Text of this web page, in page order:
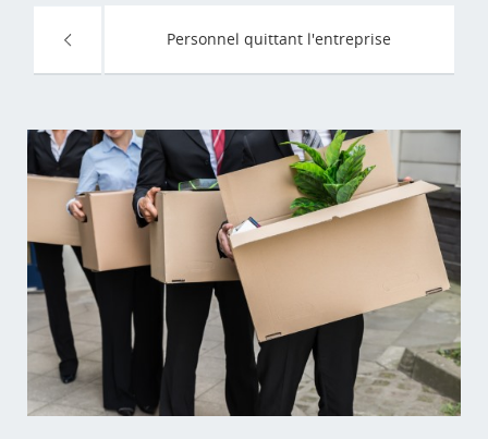
Personnel quittant l'entreprise